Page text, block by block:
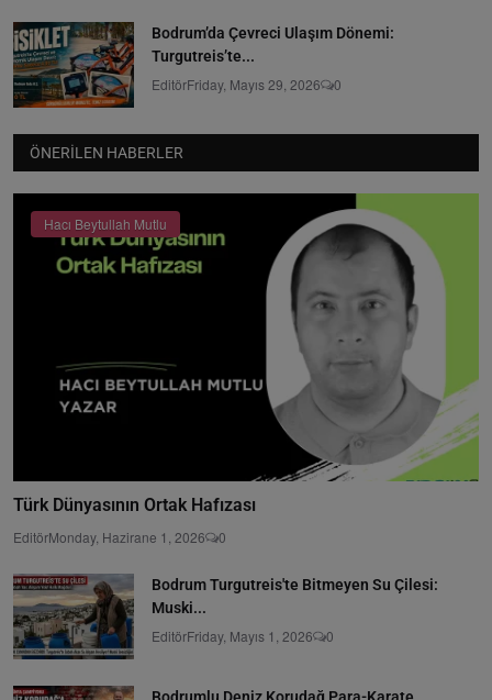
Bodrum’da Çevreci Ulaşım Dönemi:
Turgutreis’te...
EditörFriday, Mayıs 29, 2026 0
ÖNERILEN HABERLER
Hacı Beytullah Mutlu
Türk Dünyasının Ortak Hafızası
EditörMonday, Hazirane 1, 2026 0
Bodrum Turgutreis'te Bitmeyen Su Çilesi:
Muski...
EditörFriday, Mayıs 1, 2026 0